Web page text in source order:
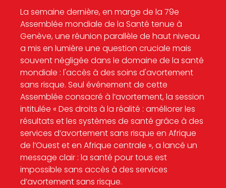
La semaine dernière, en marge de la 79e
Assemblée mondiale de la Santé tenue à
Genève, une réunion parallèle de haut niveau
a mis en lumière une question cruciale mais
souvent négligée dans le domaine de la santé
mondiale : l'accès à des soins d'avortement
sans risque. Seul événement de cette
Assemblée consacré à l’avortement, la session
intitulée « Des droits à la réalité : améliorer les
résultats et les systèmes de santé grâce à des
services d’avortement sans risque en Afrique
de l’Ouest et en Afrique centrale », a lancé un
message clair : la santé pour tous est
impossible sans accès à des services
d’avortement sans risque.